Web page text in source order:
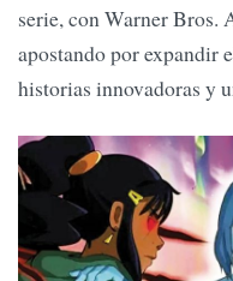
serie, con Warner
apostando por expandir
historias innovadoras y